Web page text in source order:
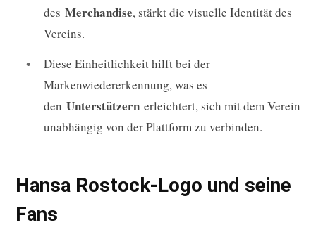
des Merchandise, stärkt die visuelle Identität des
Vereins.
Diese Einheitlichkeit hilft bei der
Markenwiedererkennung, was es
den Unterstützern erleichtert, sich mit dem Verein
unabhängig von der Plattform zu verbinden.
Hansa Rostock-Logo und seine
Fans